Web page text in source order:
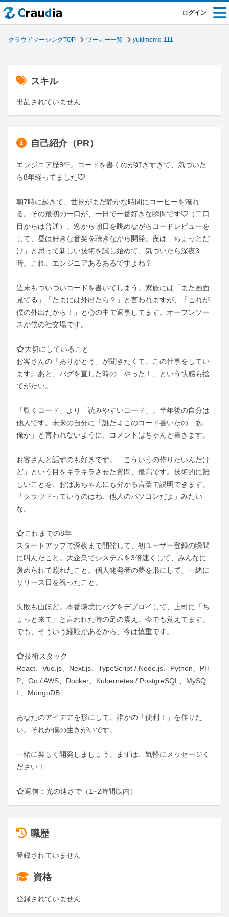
ログイン
クラウドソーシングTOP ワーカー一覧 yukimomo-111
スキル
出品されていません
自己紹介（PR）
エンジニア歴8年。コードを書くのが好きすぎて、気づいた
ら8年経ってました❤️
朝7時に起きて、世界がまだ静かな時間にコーヒーを淹れ
る。その最初の一口が、一日で一番好きな瞬間です❤️（二口
目からは普通）。窓から朝日を眺めながらコードレビューを
して、昼は好きな音楽を聴きながら開発。夜は「ちょっとだ
け」と思って新しい技術を試し始めて、気づいたら深夜3
時。これ、エンジニアあるあるですよね？
週末もついついコードを書いてしまう。家族には「また画面
見てる」「たまには外出たら？」と言われますが、「これが
僕の外出だから！」と心の中で返事してます。オープンソー
スが僕の社交場です。
⭐大切にしていること
お客さんの「ありがとう」が聞きたくて、この仕事をしてい
ます。あと、バグを直した時の「やった！」という快感も捨
てがたい。
「動くコード」より「読みやすいコード」。半年後の自分は
他人です。未来の自分に「誰だよこのコード書いたの…あ、
俺か」と言われないように、コメントはちゃんと書きます。
お客さんと話すのも好きです。「こういうの作りたいんだけ
ど」という目をキラキラさせた質問、最高です。技術的に難
しいことを、おばあちゃんにも分かる言葉で説明できます。
「クラウドっていうのはね、他人のパソコンだよ」みたい
な。
⭐これまでの8年
スタートアップで深夜まで開発して、初ユーザー登録の瞬間
に叫んだこと。大企業でシステムを3倍速くして、みんなに
褒められて照れたこと。個人開発者の夢を形にして、一緒に
リリース日を祝ったこと。
失敗も山ほど。本番環境にバグをデプロイして、上司に「ち
ょっと来て」と言われた時の足の震え、今でも覚えてます。
でも、そういう経験があるから、今は慎重です。
⭐技術スタック
React、Vue.js、Next.js、TypeScript / Node.js、Python、PH
P、Go / AWS、Docker、Kubernetes / PostgreSQL、MySQ
L、MongoDB
あなたのアイデアを形にして、誰かの「便利！」を作りた
い。それが僕の生きがいです。
一緒に楽しく開発しましょう。まずは、気軽にメッセージく
ださい！
⭐返信：光の速さで（1~2時間以内）
職歴
登録されていません
資格
登録されていません